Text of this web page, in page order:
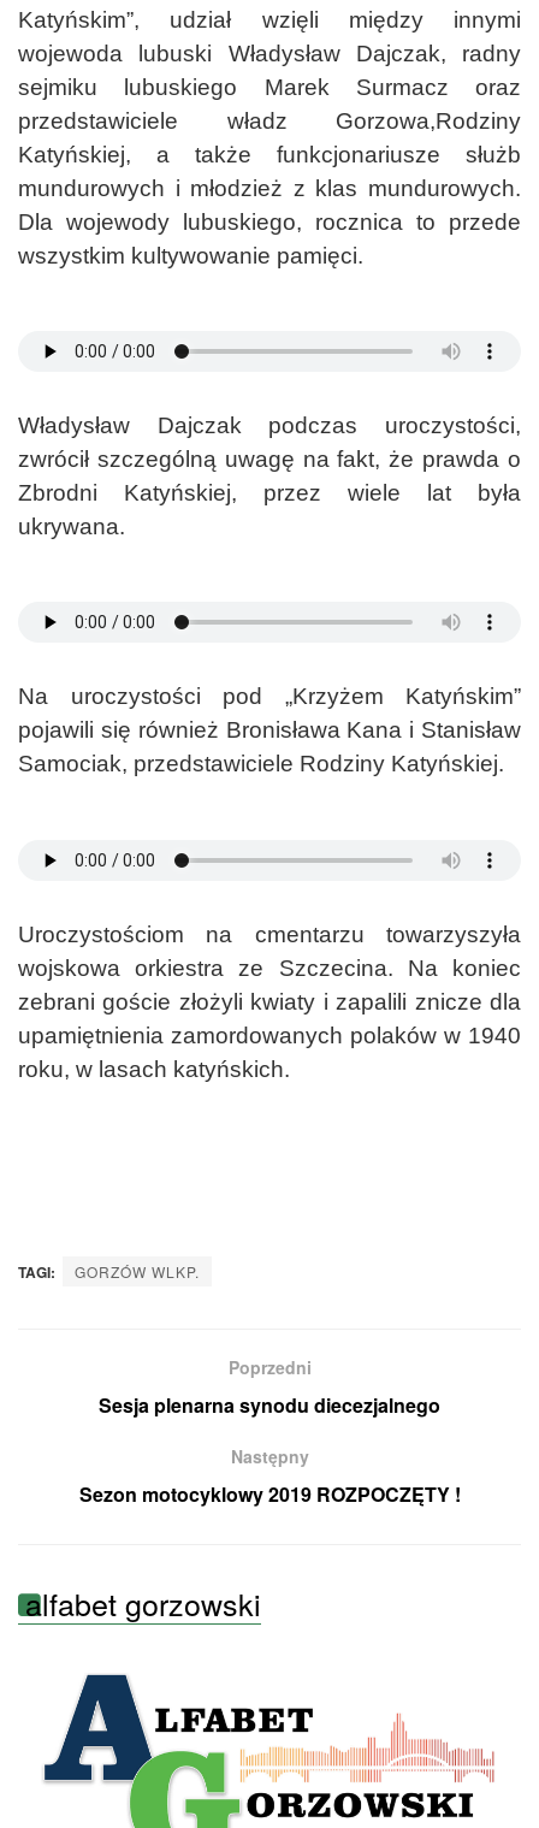
Katyńskim”, udział wzięli między innymi
wojewoda lubuski Władysław Dajczak, radny
sejmiku lubuskiego Marek Surmacz oraz
przedstawiciele władz Gorzowa,Rodziny
Katyńskiej, a także funkcjonariusze służb
mundurowych i młodzież z klas mundurowych.
Dla wojewody lubuskiego, rocznica to przede
wszystkim kultywowanie pamięci.
Władysław Dajczak podczas uroczystości,
zwrócił szczególną uwagę na fakt, że prawda o
Zbrodni Katyńskiej, przez wiele lat była
ukrywana.
Na uroczystości pod „Krzyżem Katyńskim”
pojawili się również Bronisława Kana i Stanisław
Samociak, przedstawiciele Rodziny Katyńskiej.
Uroczystościom na cmentarzu towarzyszyła
wojskowa orkiestra ze Szczecina. Na koniec
zebrani goście złożyli kwiaty i zapalili znicze dla
upamiętnienia zamordowanych polaków w 1940
roku, w lasach katyńskich.
TAGI: GORZÓW WLKP.
Poprzedni
Sesja plenarna synodu diecezjalnego
Następny
Sezon motocyklowy 2019 ROZPOCZĘTY !
alfabet gorzowski